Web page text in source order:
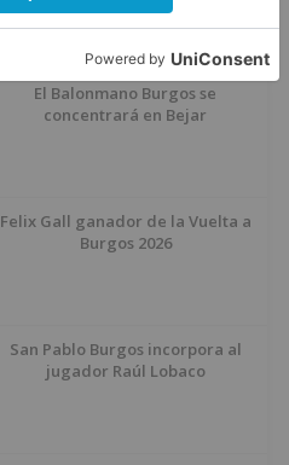
El Balonmano Burgos se
concentrará en Bejar
Felix Gall ganador de la Vuelta a
Burgos 2026
San Pablo Burgos incorpora al
jugador Raúl Lobaco